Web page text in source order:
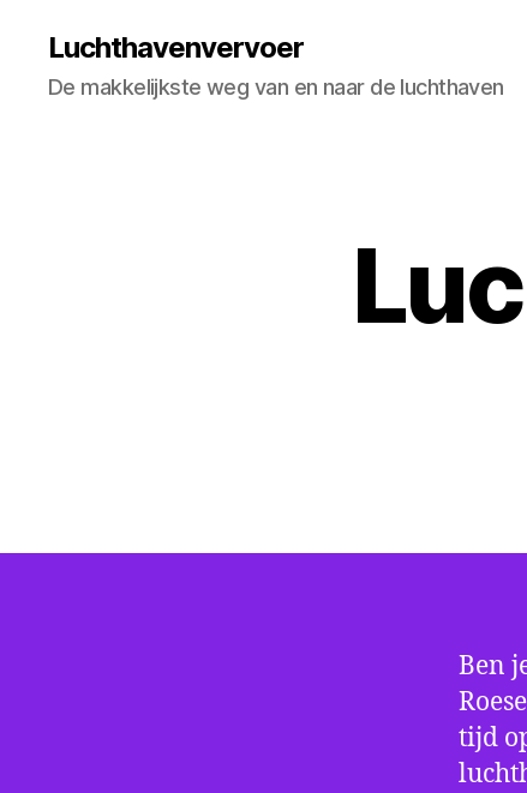
Luchthavenvervoer
De makkelijkste weg van en naar de luchthaven
Ben
tijd